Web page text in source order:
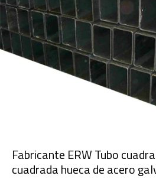
Fabricante ERW Tubo
cuadrada hueca de acero